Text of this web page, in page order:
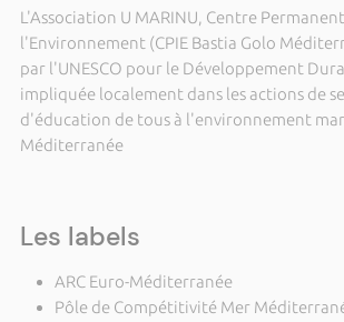
L'Association U MARINU, Centre
l'Environnement (CPIE Bastia Golo
par l'UNESCO pour le Développement
impliquée localement dans les actions de
d'éducation de tous à l'environnement
Méditerranée
Les labels
ARC Euro-Méditerranée
Pôle de Compétitivité Mer